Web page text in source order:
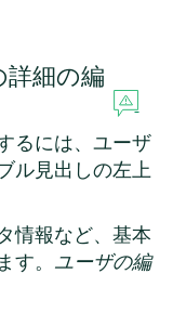
細の編
るには、ユーザ
ル見出しの左上
情報など、基本
。 ユーザの編